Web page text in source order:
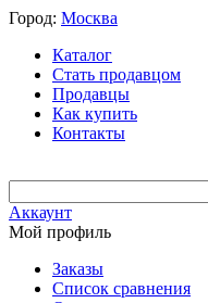
Город: Москва
Каталог
Стать продавцом
Продавцы
Как купить
Контакты
Аккаунт
Мой профиль
Заказы
Список сравнения